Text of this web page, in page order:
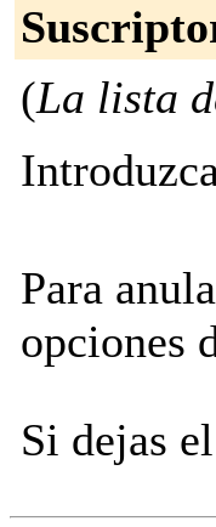
(La lista
Para
opciones
Si dejas